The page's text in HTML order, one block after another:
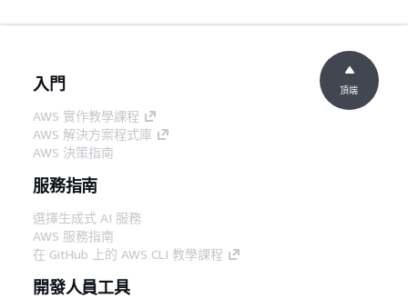
入門
AWS 實作教學課程
AWS 解決方案程式庫
AWS 決策指南
服務指南
選擇生成式 AI 服務
AWS 服務指南
在 GitHub 上的 AWS CLI 教學課程
開發人員工具
頂端